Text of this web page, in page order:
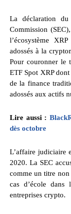
La déclaration
Commission
l’écosystème
adossés à la
Pour couronner le
ETF Spot XRP
de la finance
adossés aux actifs
Lire aussi :
dès octobre
L’affaire judiciaire
2020. La SEC
comme un titre non
cas d’école
entreprises crypto.